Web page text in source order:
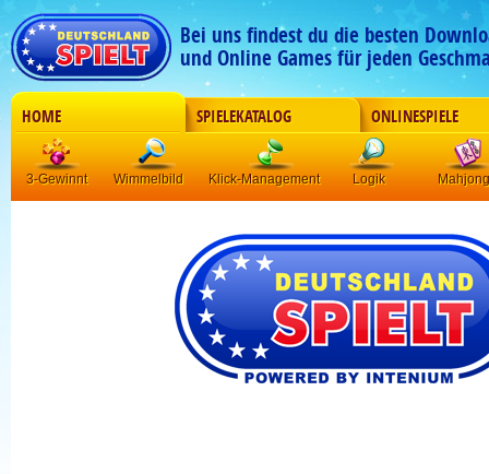
Bei uns findest du die besten
und Online Games für jeden
HOME SPIELEKATALOG ONLINESPIELE
3-Gewinnt Wimmelbild Klick-Management Logik Mahjong